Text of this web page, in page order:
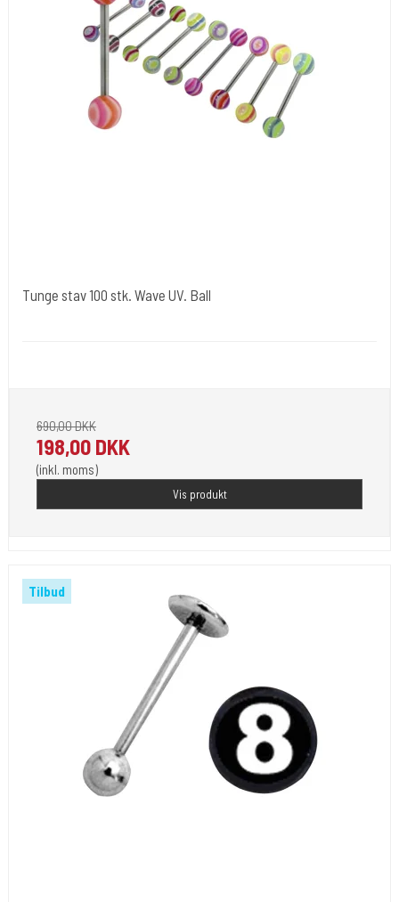
Tunge stav 100 stk. Wave UV. Ball
690,00 DKK
198,00 DKK
(inkl. moms)
Vis produkt
Tilbud